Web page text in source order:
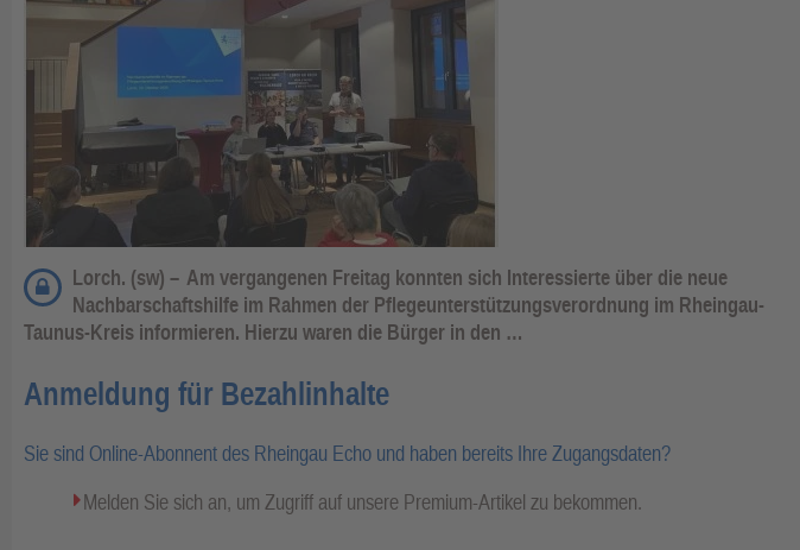
Lorch. (sw) – Am vergangenen Freitag konnten sich Interessierte über die neue
Nachbarschaftshilfe im Rahmen der Pflegeunterstützungsverordnung im Rheingau-
Taunus-Kreis informieren. Hierzu waren die Bürger in den …
Anmeldung für Bezahlinhalte
Sie sind Online-Abonnent des Rheingau Echo und haben bereits Ihre Zugangsdaten?
Melden Sie sich an, um Zugriff auf unsere Premium-Artikel zu bekommen.